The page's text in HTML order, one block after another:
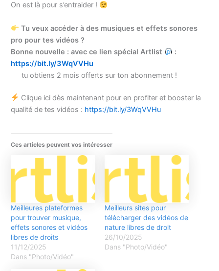
On est là pour s’entraider !
Tu veux accéder à des musiques et effets sonores
pro pour tes vidéos ?
Bonne nouvelle : avec ce lien spécial Artlist
:
https://bit.ly/3WqVVHu
tu obtiens 2 mois offerts sur ton abonnement !
Clique ici dès maintenant pour en profiter et booster la
qualité de tes vidéos : https://bit.ly/3WqVVHu
Ces articles peuvent vos intéresser
Meilleures plateformes
pour trouver musique,
effets sonores et vidéos
libres de droits
11/12/2025
Dans "Photo/Vidéo"
Meilleurs sites pour
télécharger des vidéos de
nature libres de droit
26/10/2025
Dans "Photo/Vidéo"